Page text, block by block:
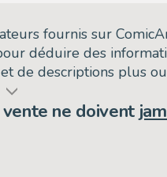
fournis sur
déduire des
de descriptions plus
ne doivent